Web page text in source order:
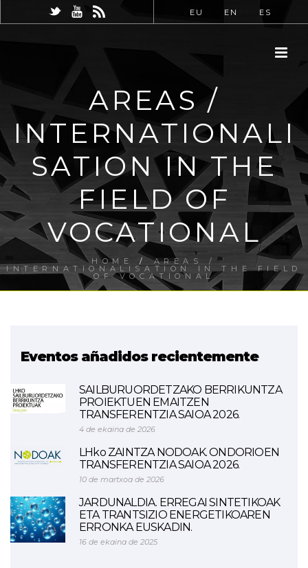
EU EN ES
AREAS /
INTERNATIONALI
SATION IN THE
FIELD OF
VOCATIONAL
HOME /AREAS /
INTERNATIONALISATION IN THE FIELD
OF VOCATIONAL
Eventos añadidos recientemente
SAILBURUORDETZAKO BERRIKUNTZA
PROIEKTUEN EMAITZEN
TRANSFERENTZIA SAIOA 2026.
4 de ekaina de 2026
LHko ZAINTZA NODOAK. ONDORIOEN
TRANSFERENTZIA SAIOA 2026.
10 de martxoa de 2026
JARDUNALDIA. ERREGAI SINTETIKOAK
ETA TRANTSIZIO ENERGETIKOAREN
ERRONKA EUSKADIN.
16 de ekaina de 2025